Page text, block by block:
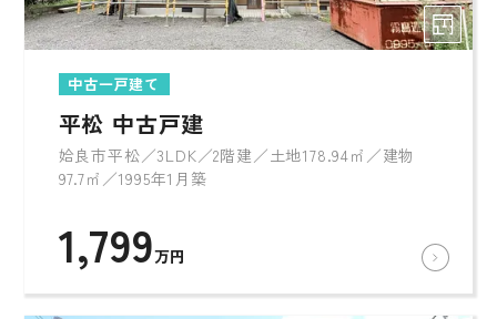
中古一戸建て
平松 中古戸建
姶良市平松／3LDK／2階建／土地178.94㎡／建物
97.7㎡／1995年1月築
1,799万円